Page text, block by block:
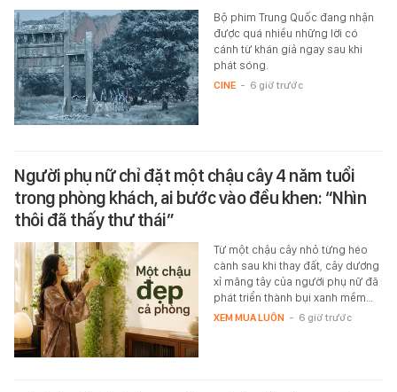
Bộ phim Trung Quốc đang nhận
được quá nhiều những lời có
cánh từ khán giả ngay sau khi
phát sóng.
CINE - 6 giờ trước
Người phụ nữ chỉ đặt một chậu cây 4 năm tuổi
trong phòng khách, ai bước vào đều khen: “Nhìn
thôi đã thấy thư thái”
Từ một chậu cây nhỏ từng héo
cành sau khi thay đất, cây dương
xỉ măng tây của người phụ nữ đã
phát triển thành bụi xanh mềm…
XEM MUA LUÔN - 6 giờ trước